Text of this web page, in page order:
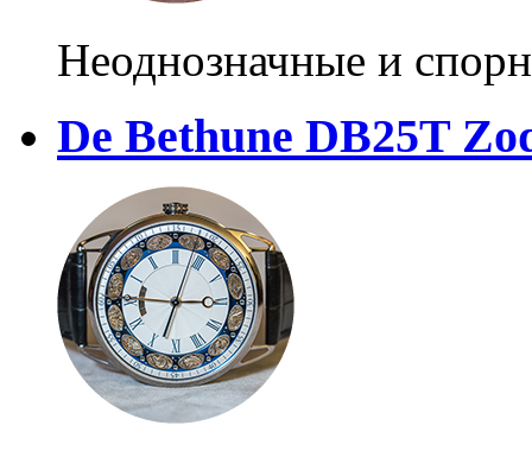
Неоднозначные и
De Bethune DB25T